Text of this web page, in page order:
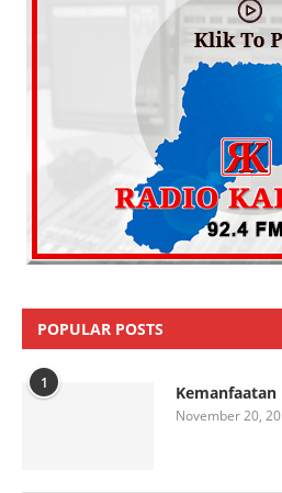
POPULAR POSTS
1
November 20,